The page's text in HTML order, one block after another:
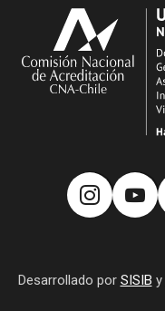
Desarrollado por SISIB y